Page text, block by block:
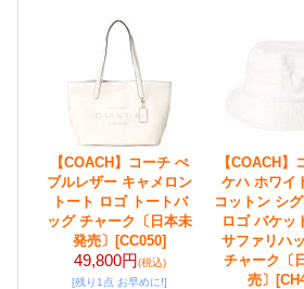
【COACH】コーチ ぺ
ブルレザー キャメロン
トート ロゴ トートバ
ッグ チャーク〔日本未
発売〕 [CC050]
49,800円(税込)
[残り1点 お早めに!]
【COACH】
ケハ ホワイ
コットン シ
ロゴ バケッ
サファリハ
チャーク〔
売〕